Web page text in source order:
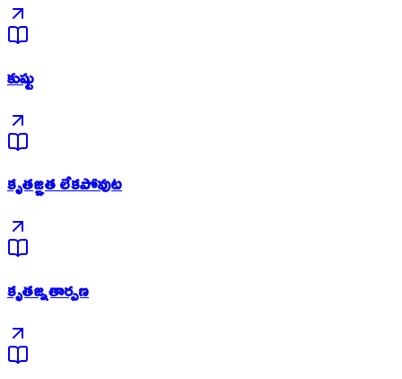
కుష్టు
కృతజ్ఞత లేకపోవుట
కృతజ్నతార్పణ